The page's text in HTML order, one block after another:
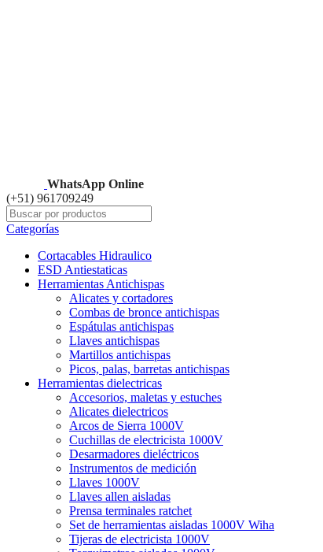
WhatsApp Online
(+51) 961709249
Categorías
Cortacables Hidraulico
ESD Antiestaticas
Herramientas Antichispas
Alicates y cortadores
Combas de bronce antichispas
Espátulas antichispas
Llaves antichispas
Martillos antichispas
Picos, palas, barretas antichispas
Herramientas dielectricas
Accesorios, maletas y estuches
Alicates dielectricos
Arcos de Sierra 1000V
Cuchillas de electricista 1000V
Desarmadores dieléctricos
Instrumentos de medición
Llaves 1000V
Llaves allen aisladas
Prensa terminales ratchet
Set de herramientas aisladas 1000V Wiha
Tijeras de electricista 1000V